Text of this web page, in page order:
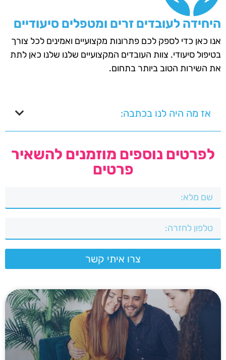
היחידה לעובדים זרים ומטפלים סיעודיים
אנו כאן כדי לספק לכם פתרונות מקצועיים ואמינים לכל צורך
בטיפול סיעודי. צוות העובדים המקצועיים שלנו שלנו כאן לתת
את השירות הטוב ביותר בתחום.
אז מה היה לנו בכתבה:
לפרטים נוספים מוזמנים להשאיר
פרטים
צרו איתי קשר